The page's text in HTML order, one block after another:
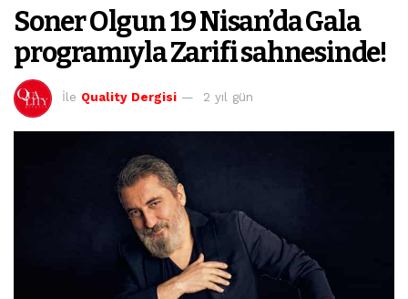
Soner Olgun 19 Nisan’da Gala
programıyla Zarifi sahnesinde!
İle Quality Dergisi 2 yıl gün